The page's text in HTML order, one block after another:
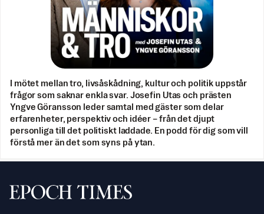
I mötet mellan tro, livsåskådning, kultur och politik uppstår
frågor som saknar enkla svar. Josefin Utas och prästen
Yngve Göransson leder samtal med gäster som delar
erfarenheter, perspektiv och idéer – från det djupt
personliga till det politiskt laddade. En podd för dig som vill
förstå mer än det som syns på ytan.
Svenska Epoch Times